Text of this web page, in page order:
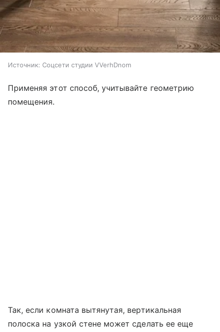
Источник: Соцсети студии VVerhDnom
Применяя этот способ, учитывайте геометрию
помещения.
Так, если комната вытянутая, вертикальная
полоска на узкой стене может сделать ее еще